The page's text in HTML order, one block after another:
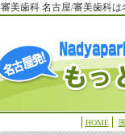
審美歯科 名古屋/審美歯科
HOME